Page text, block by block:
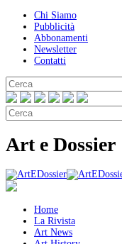
Chi Siamo
Pubblicità
Abbonamenti
Newsletter
Contatti
Art e Dossier
Home
La Rivista
Art News